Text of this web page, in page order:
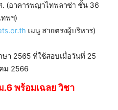
. (อาคารพญาไทพลาซ่า ชั้น 36
พฯ)
เมนู สายตรงผู้บริหาร)
า 2565 ที่ใช้สอบเมื่อวันที่ 25
ม 2566
พร้อมเฉลย วิชา